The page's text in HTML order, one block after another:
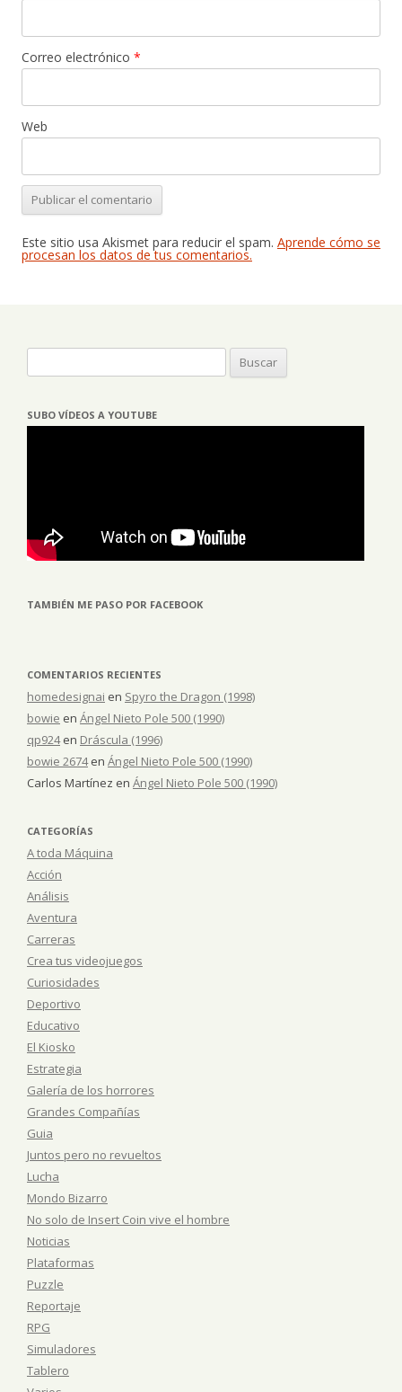
Correo electrónico *
Web
Este sitio usa Akismet para reducir el spam. Aprende cómo se
procesan los datos de tus comentarios.
SUBO VÍDEOS A YOUTUBE
TAMBIÉN ME PASO POR FACEBOOK
COMENTARIOS RECIENTES
homedesignai en Spyro the Dragon (1998)
bowie en Ángel Nieto Pole 500 (1990)
qp924en Dráscula (1996)
bowie 2674en Ángel Nieto Pole 500 (1990)
Carlos Martínez en Ángel Nieto Pole 500 (1990)
CATEGORÍAS
A toda Máquina
Acción
Análisis
Aventura
Carreras
Crea tus videojuegos
Curiosidades
Deportivo
Educativo
El Kiosko
Estrategia
Galería de los horrores
Grandes Compañías
Guia
Juntos pero no revueltos
Lucha
Mondo Bizarro
No solo de Insert Coin vive el hombre
Noticias
Plataformas
Puzzle
Reportaje
RPG
Simuladores
Tablero